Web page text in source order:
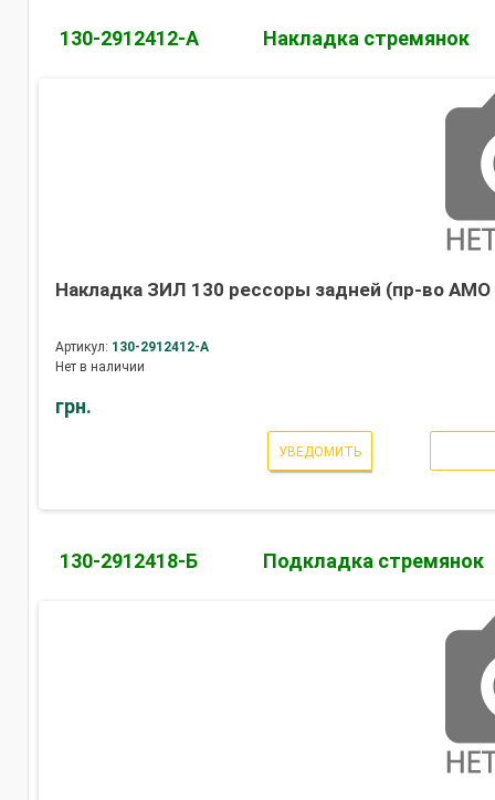
130-2912412-А Накладка стремянок
Накладка ЗИЛ 130 рессоры задней (пр-во
Артикул: 130-2912412-А
Нет в наличии
грн.
УВЕДОМИТЬ
130-2912418-Б Подкладка стремянок